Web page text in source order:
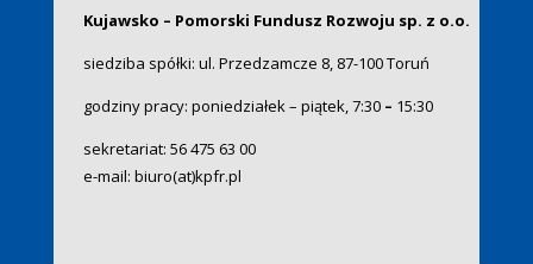
Kujawsko – Pomorski Fundusz Rozwoju sp. z o.o.
siedziba spółki: ul. Przedzamcze 8, 87-100 Toruń
godziny pracy: poniedziałek – piątek, 7:30– 15:30
sekretariat: 56 475 63 00
e-mail: biuro(at)kpfr.pl